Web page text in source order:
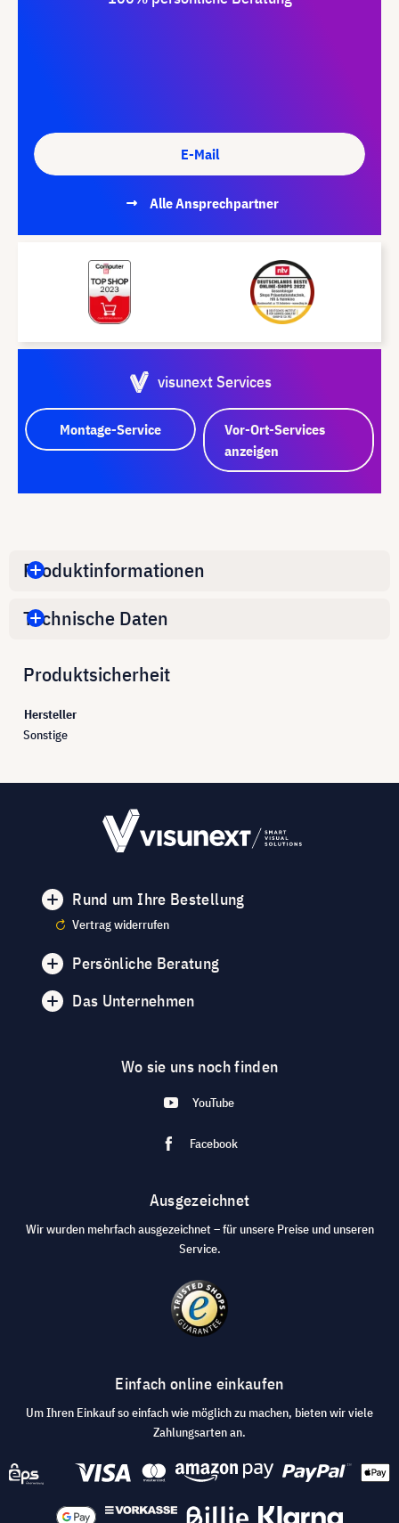
E-Mail
Alle Ansprechpartner
visunext Services
Montage-Service
Vor-Ort-Services
anzeigen
Produktinformationen
Technische Daten
Produktsicherheit
Hersteller
Sonstige
Rund um Ihre Bestellung
Vertrag widerrufen
Persönliche Beratung
Das Unternehmen
Wo sie uns noch finden
YouTube
Facebook
Ausgezeichnet
Wir wurden mehrfach ausgezeichnet – für unsere Preise und unseren
Service.
Einfach online einkaufen
Um Ihren Einkauf so einfach wie möglich zu machen, bieten wir viele
Zahlungsarten an.